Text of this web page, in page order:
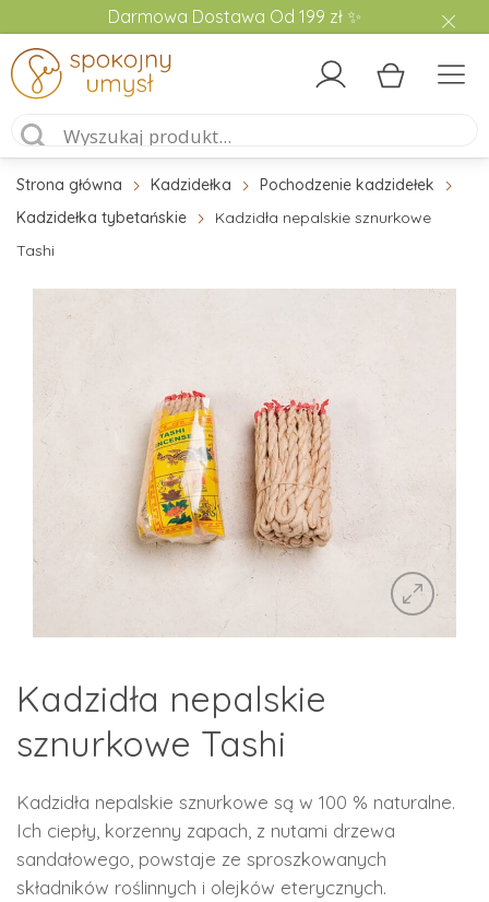
Darmowa Dostawa Od 199 zł ✨
Strona główna Kadzidełka
Pochodzenie kadzidełek
Kadzidełka tybetańskie
Kadzidła nepalskie sznurkowe
Tashi
Kadzidła nepalskie
sznurkowe Tashi
Kadzidła nepalskie sznurkowe są w 100 % naturalne.
Ich ciepły, korzenny zapach, z nutami drzewa
sandałowego, powstaje ze sproszkowanych
składników roślinnych i olejków eterycznych.